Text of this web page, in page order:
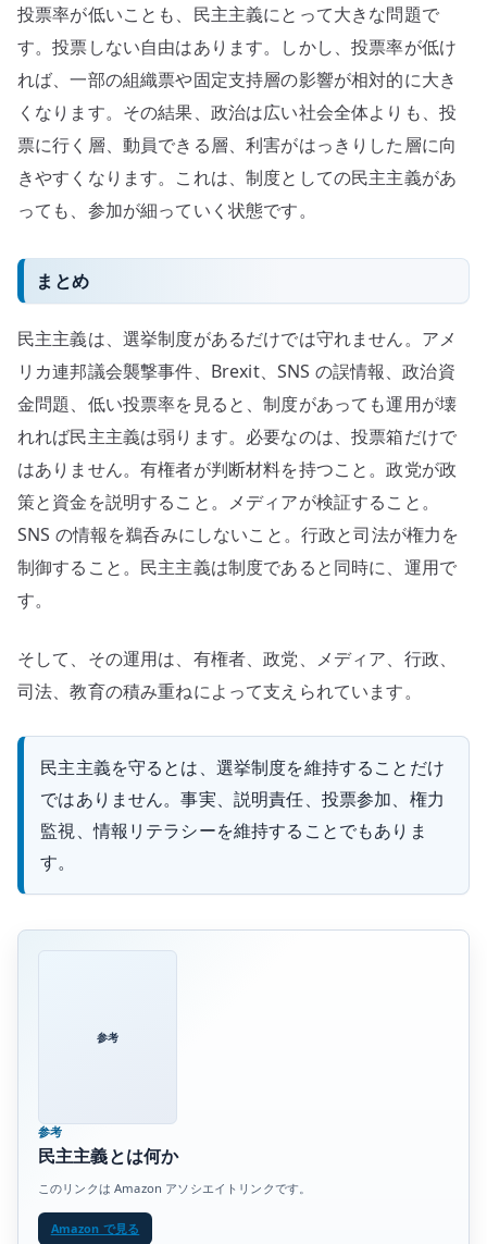
投票率が低いことも、民主主義にとって大きな問題で
す。投票しない自由はあります。しかし、投票率が低け
れば、一部の組織票や固定支持層の影響が相対的に大き
くなります。その結果、政治は広い社会全体よりも、投
票に行く層、動員できる層、利害がはっきりした層に向
きやすくなります。これは、制度としての民主主義があ
っても、参加が細っていく状態です。
まとめ
民主主義は、選挙制度があるだけでは守れません。アメ
リカ連邦議会襲撃事件、Brexit、SNS の誤情報、政治資
金問題、低い投票率を見ると、制度があっても運用が壊
れれば民主主義は弱ります。必要なのは、投票箱だけで
はありません。有権者が判断材料を持つこと。政党が政
策と資金を説明すること。メディアが検証すること。
SNS の情報を鵜呑みにしないこと。行政と司法が権力を
制御すること。民主主義は制度であると同時に、運用で
す。
そして、その運用は、有権者、政党、メディア、行政、
司法、教育の積み重ねによって支えられています。
民主主義を守るとは、選挙制度を維持することだけ
ではありません。事実、説明責任、投票参加、権力
監視、情報リテラシーを維持することでもありま
す。
参考
参考
民主主義とは何か
このリンクは Amazon アソシエイトリンクです。
Amazon で見る